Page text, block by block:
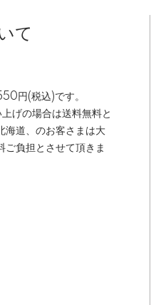
て
円(税込)です。
げの場合は送料無料と
海道、のお客さまは大
ご負担とさせて頂きま